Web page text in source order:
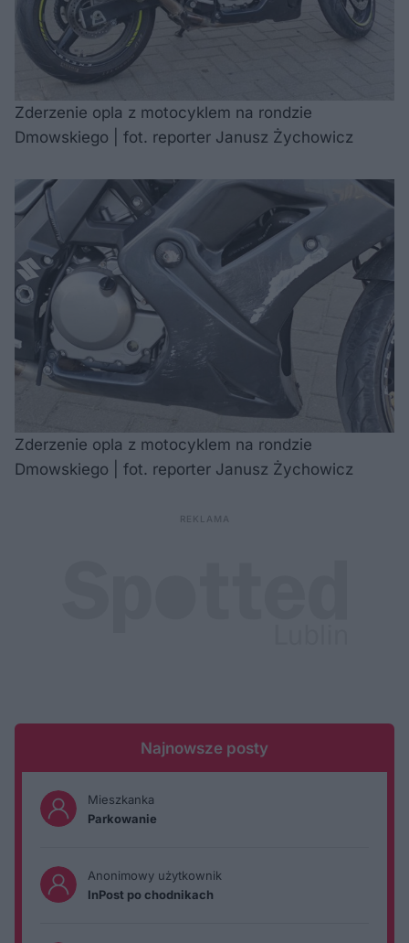
Zderzenie opla z motocyklem na rondzie
Dmowskiego | fot. reporter Janusz Żychowicz
Zderzenie opla z motocyklem na rondzie
Dmowskiego | fot. reporter Janusz Żychowicz
Najnowsze posty
Mieszkanka
Parkowanie
Anonimowy użytkownik
InPost po chodnikach